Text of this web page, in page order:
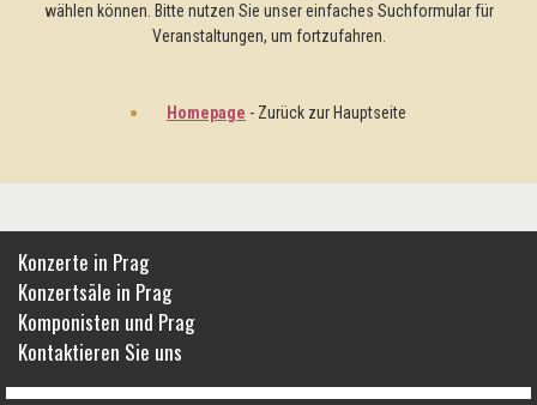
wählen können. Bitte nutzen Sie unser einfaches Suchformular für
Veranstaltungen, um fortzufahren.
Homepage - Zurück zur Hauptseite
Konzerte in Prag
Konzertsäle in Prag
Komponisten und Prag
Kontaktieren Sie uns